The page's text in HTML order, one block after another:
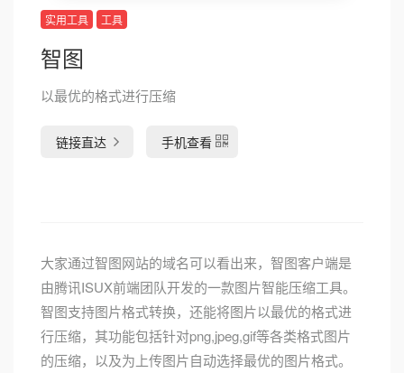
实用工具 工具
智图
以最优的格式进行压缩
链接直达 手机查看
大家通过智图网站的域名可以看出来，智图客户端是
由腾讯ISUX前端团队开发的一款图片智能压缩工具。
智图支持图片格式转换，还能将图片以最优的格式进
行压缩，其功能包括针对png,jpeg,gif等各类格式图片
的压缩，以及为上传图片自动选择最优的图片格式。